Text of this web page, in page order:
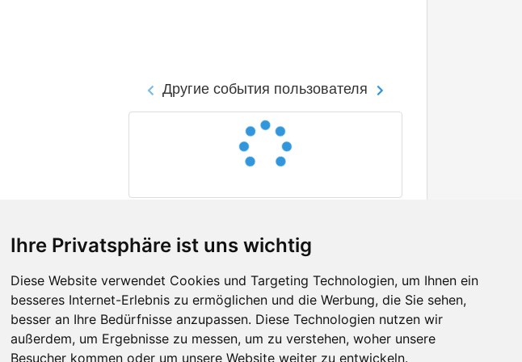
Ihre Privatsphäre ist uns wichtig
Diese Website verwendet Cookies und Targeting Technologien, um Ihnen ein
besseres Internet-Erlebnis zu ermöglichen und die Werbung, die Sie sehen,
besser an Ihre Bedürfnisse anzupassen. Diese Technologien nutzen wir
außerdem, um Ergebnisse zu messen, um zu verstehen, woher unsere
Besucher kommen oder um unsere Website weiter zu entwickeln.
Другие события пользователя
Контакты
Оставить отзыв
Сообщить об ошибке
Facebook
Twitter
YouTube